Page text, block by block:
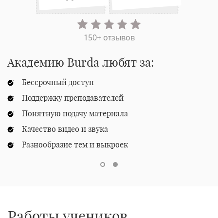
150+ отзывов
Академию Burda любят за:
Бессрочный доступ
Поддержку преподавателей
Понятную подачу материала
Качество видео и звука
Разнообразие тем и выкроек